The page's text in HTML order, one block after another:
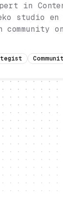
in
studio
community